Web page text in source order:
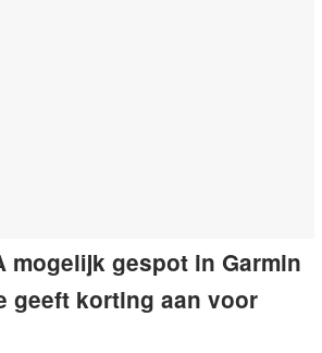
mogelijk gespot in Garmin
geeft korting aan voor